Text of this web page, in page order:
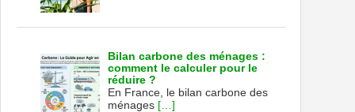
Bilan carbone des ménages :
comment le calculer pour le
réduire ?
En France, le bilan carbone des
ménages […]